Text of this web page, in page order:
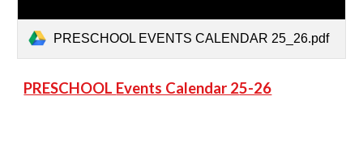
PRESCHOOL EVENTS CALENDAR 25_26.pdf
PRESCHOOL Events Calendar 25-26